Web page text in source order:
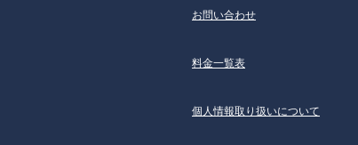
お問い合わせ
料金一覧表
個人情報取り扱いについて